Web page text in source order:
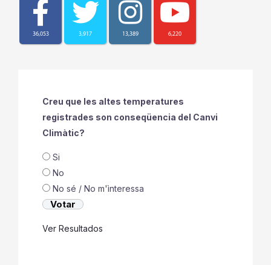
36,053 3,917 13,389 6,220
Creu que les altes temperatures
registrades son conseqüencia del Canvi
Climàtic?
Si
No
No sé / No m'ìnteressa
Ver Resultados